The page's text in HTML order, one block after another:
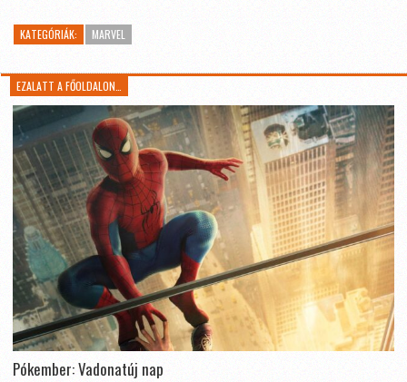
KATEGÓRIÁK: MARVEL
EZALATT A FŐOLDALON…
Pókember: Vadonatúj nap